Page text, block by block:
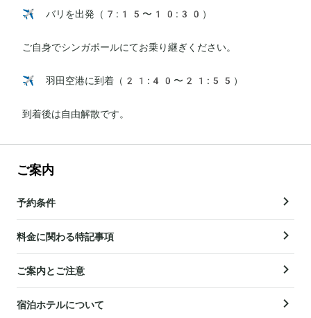
✈️ バリを出発（7:15〜10:30）
ご自身でシンガポールにてお乗り継ぎください。
✈️ 羽田空港に到着（21:40〜21:55）
到着後は自由解散です。
ご案内
予約条件
料金に関わる特記事項
ご案内とご注意
宿泊ホテルについて